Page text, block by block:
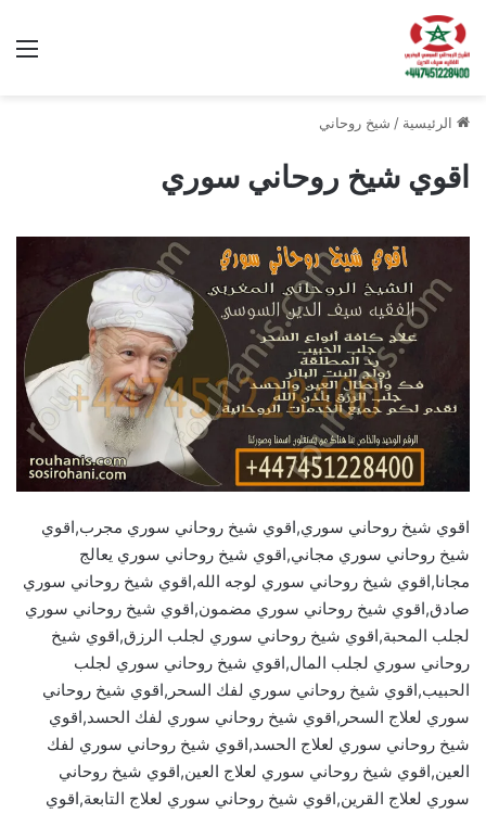
الرئيسية / شيخ روحاني
اقوي شيخ روحاني سوري
اقوي شيخ روحاني سوري,اقوي شيخ روحاني سوري مجرب,اقوي
شيخ روحاني سوري مجاني,اقوي شيخ روحاني سوري يعالج
مجانا,اقوي شيخ روحاني سوري لوجه الله,اقوي شيخ روحاني سوري
صادق,اقوي شيخ روحاني سوري مضمون,اقوي شيخ روحاني سوري
لجلب المحبة,اقوي شيخ روحاني سوري لجلب الرزق,اقوي شيخ
روحاني سوري لجلب المال,اقوي شيخ روحاني سوري لجلب
الحبيب,اقوي شيخ روحاني سوري لفك السحر,اقوي شيخ روحاني
سوري لعلاج السحر,اقوي شيخ روحاني سوري لفك الحسد,اقوي
شيخ روحاني سوري لعلاج الحسد,اقوي شيخ روحاني سوري لفك
العين,اقوي شيخ روحاني سوري لعلاج العين,اقوي شيخ روحاني
سوري لعلاج القرين,اقوي شيخ روحاني سوري لعلاج التابعة,اقوي